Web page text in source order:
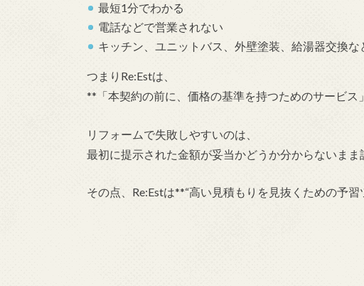
最短1分でわかる
電話などで営業されない
キッチン、ユニットバス、外壁塗装、給湯器交換な
つまりRe:Estは、
**「本契約の前に、価格の基準を持つためのサービス
リフォームで失敗しやすいのは、
最初に提示された金額が妥当かどうか分からないまま
その点、Re:Estは**“高い見積もりを見抜くための予習